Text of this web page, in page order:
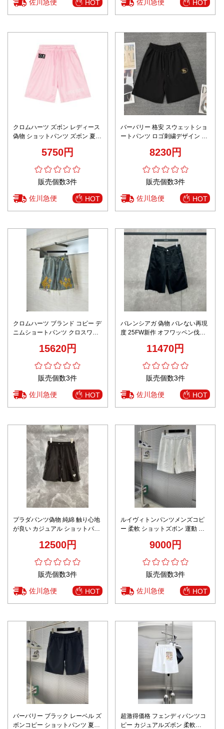
佐川急便 HOT 佐川急便 HOT
クロムハーツ ズボン レディース
偽物 ショットパンツ ズボン 夏
5750円
販売個数3件
佐川急便 HOT
バーバリー 格安 スウェットショ
ートパンツ ロゴ刺繍デザイン 精
8230円
販売個数3件
佐川急便 HOT
クロムハーツ ブランド コピー デ
ニムショートパンツ クロスワッ
15620円
販売個数3件
佐川急便 HOT
バレンシアガ 偽物 バレない再現
度 25FW新作 オフワッペン伐木
11470円
販売個数3件
佐川急便 HOT
プラダパンツ偽物 純綿 触り心地
が良い カジュアル ショットパン
12500円
販売個数3件
佐川急便 HOT
ルイヴィトンパンツメンズコピ
ー 柔軟 ショットズボン 運動 ラ
9000円
販売個数3件
佐川急便 HOT
バーバリー ブラック レーベル ズ
ボンコピー ショットパンツ 夏新
超激得価格 フェンディパンツコ
ピー カジュアルズボン 柔軟